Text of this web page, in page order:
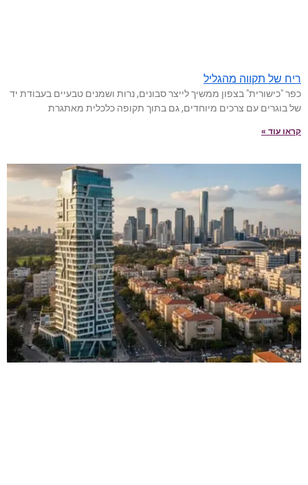
ריח של תקווה מהגליל
כפר "כישורית" בצפון ממשיך לייצר סבונים, נרות ושמנים טבעיים בעבודת יד
של בוגרים עם צרכים מיוחדים, גם בתוך תקופה כלכלית מאתגרת
קראו עוד »